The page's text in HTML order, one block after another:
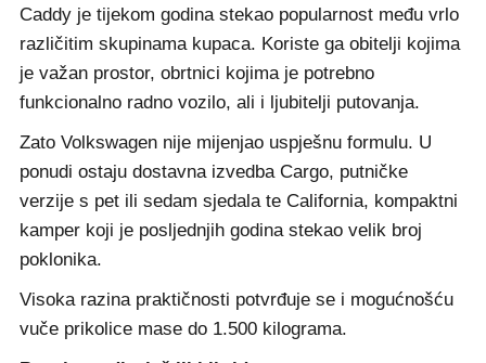
Caddy je tijekom godina stekao popularnost među vrlo
različitim skupinama kupaca. Koriste ga obitelji kojima
je važan prostor, obrtnici kojima je potrebno
funkcionalno radno vozilo, ali i ljubitelji putovanja.
Zato Volkswagen nije mijenjao uspješnu formulu. U
ponudi ostaju dostavna izvedba Cargo, putničke
verzije s pet ili sedam sjedala te California, kompaktni
kamper koji je posljednjih godina stekao velik broj
poklonika.
Visoka razina praktičnosti potvrđuje se i mogućnošću
vuče prikolice mase do 1.500 kilograma.